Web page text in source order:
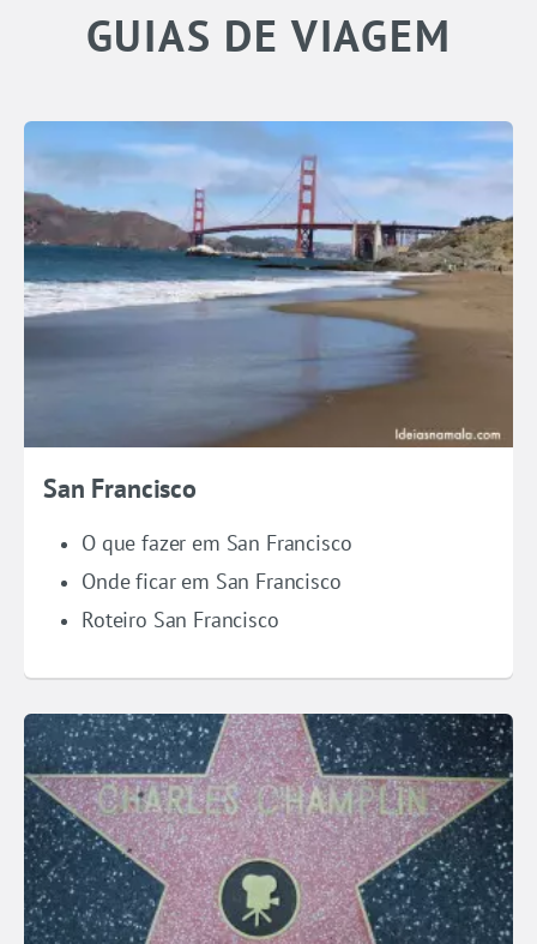
GUIAS DE VIAGEM
San Francisco
O que fazer em San Francisco
Onde ficar em San Francisco
Roteiro San Francisco